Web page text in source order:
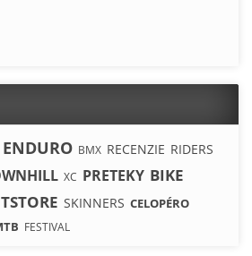
ENDURO BMX RECENZIE RIDERS
XC PRETEKY BIKE
SKINNERS CELOPÉRO
FESTIVAL